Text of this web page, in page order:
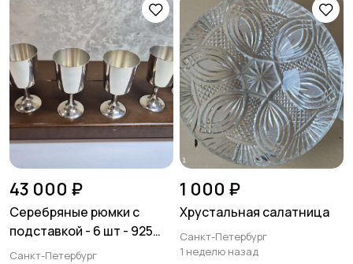
43 000 ₽
Серебряные рюмки с
подставкой - 6 шт - 925
пробы
Санкт-Петербург
1 000 ₽
Хрустальная салатница
Санкт-Петербург
1 неделю назад